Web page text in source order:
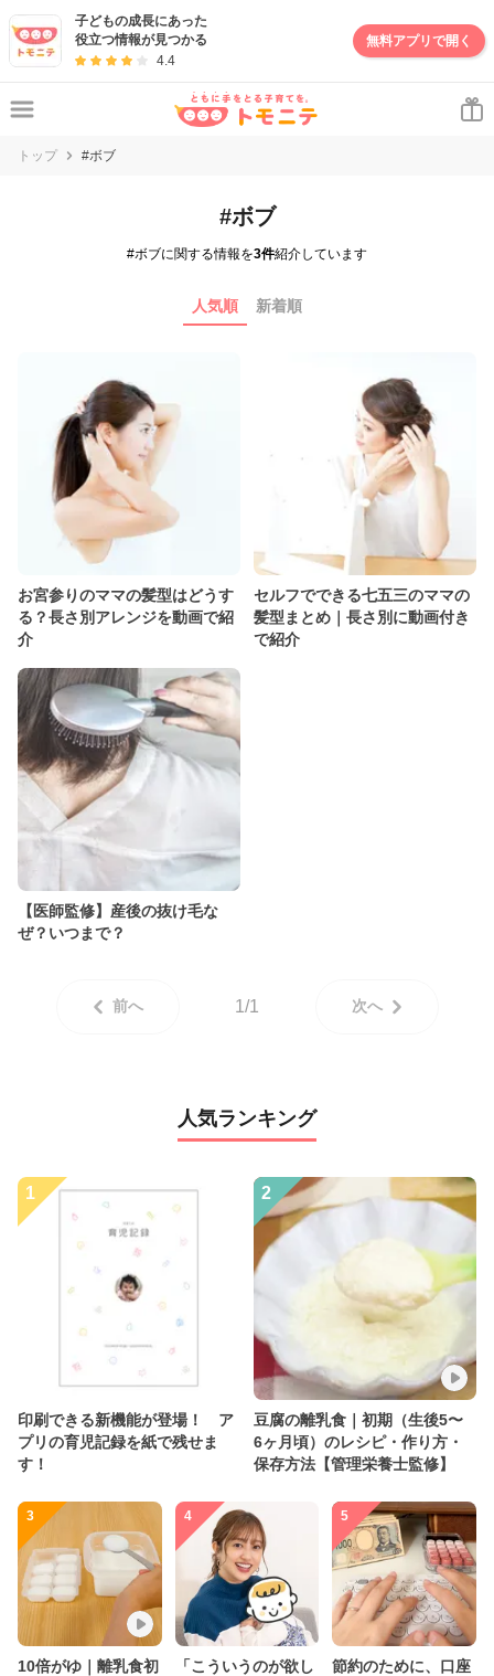
子どもの成長にあった
役立つ情報が見つかる
4.4
無料アプリで開く
トップ #ボブ
#ボブ
#ボブに関する情報を3件紹介しています
人気順 新着順
お宮参りのママの髪型はどうす
る？長さ別アレンジを動画で紹
介
セルフでできる七五三のママの
髪型まとめ｜長さ別に動画付き
で紹介
【医師監修】産後の抜け毛な
ぜ？いつまで？
前へ 1/1 次へ
人気ランキング
1
印刷できる新機能が登場！ ア
プリの育児記録を紙で残せま
す！
2
豆腐の離乳食｜初期（生後5〜
6ヶ月頃）のレシピ・作り方・
保存方法【管理栄養士監修】
3
10倍がゆ｜離乳食初
4
「こういうのが欲し
5
節約のために、口座